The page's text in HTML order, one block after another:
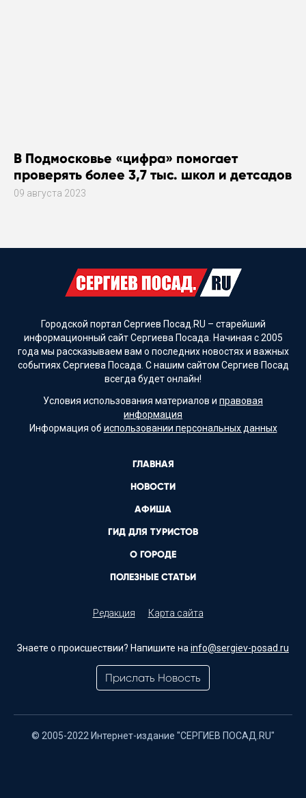
В Подмосковье «цифра» помогает
проверять более 3,7 тыс. школ и детсадов
09 августа 2023
Городской портал Сергиев Посад.RU – старейший
информационный сайт Сергиева Посада. Начиная с 2005
года мы рассказываем вам о последних новостях и важных
событиях Сергиева Посада. С нашим сайтом Сергиев Посад
всегда будет онлайн!
Условия использования материалов и правовая
информация
Информация об использовании персональных данных
ГЛАВНАЯ
НОВОСТИ
АФИША
ГИД ДЛЯ ТУРИСТОВ
О ГОРОДЕ
ПОЛЕЗНЫЕ СТАТЬИ
Редакция Карта сайта
Знаете о происшествии? Напишите на info@sergiev-posad.ru
Прислать Новость
© 2005-2022 Интернет-издание "СЕРГИЕВ ПОСАД.RU"